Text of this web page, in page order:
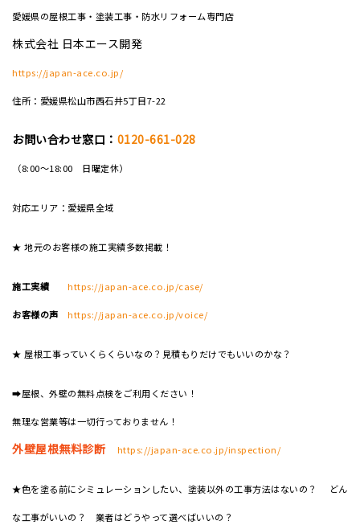
愛媛県の屋根工事・塗装工事・防水リフォーム専門店
株式会社 日本エース開発
https://japan-ace.co.jp/
住所：愛媛県松山市西石井5丁目7-22
お問い合わせ窓口： 0120-661-028
（8:00～18:00 日曜定休）
対応エリア：愛媛県全域
★ 地元のお客様の施工実績多数掲載！
施工実績 https://japan-ace.co.jp/case/
お客様の声 https://japan-ace.co.jp/voice/
★ 屋根工事っていくらくらいなの？見積もりだけでもいいのかな？
➡屋根、外壁の無料点検をご利用ください！
無理な営業等は一切行っておりません！
外壁屋根無料診断 https://japan-ace.co.jp/inspection/
★色を塗る前にシミュレーションしたい、塗装以外の工事方法はないの？ どん
な工事がいいの？ 業者はどうやって選べばいいの？